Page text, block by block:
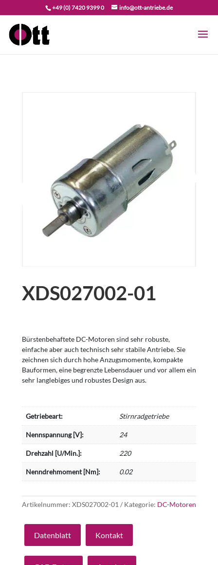
+49 (0) 7420 9399 0 info@ott-antriebe.de
XDS027002-01
Bürstenbehaftete DC-Motoren sind sehr robuste,
einfache aber auch technisch sehr stabile Antriebe. Sie
zeichnen sich durch hohe Anzugsmomente, kompakte
Bauformen, eine begrenzte Lebensdauer und vor allem ein
sehr langlebiges und robustes Design aus.
Getriebeart: Stirnradgetriebe
Nennspannung [V]: 24
Drehzahl [U/Min.]: 220
Nenndrehmoment [Nm]: 0.02
Artikelnummer: XDS027002-01 Kategorie: DC-Motoren
Datenblatt Kontakt